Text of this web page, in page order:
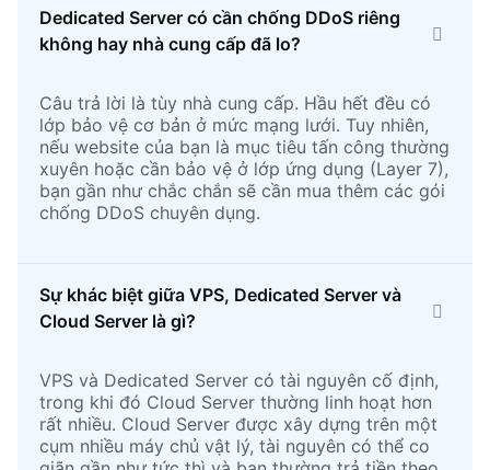
Dedicated Server có cần chống DDoS riêng
không hay nhà cung cấp đã lo?
Câu trả lời là tùy nhà cung cấp. Hầu hết đều có
lớp bảo vệ cơ bản ở mức mạng lưới. Tuy nhiên,
nếu website của bạn là mục tiêu tấn công thường
xuyên hoặc cần bảo vệ ở lớp ứng dụng (Layer 7),
bạn gần như chắc chắn sẽ cần mua thêm các gói
chống DDoS chuyên dụng.
Sự khác biệt giữa VPS, Dedicated Server và
Cloud Server là gì?
VPS và Dedicated Server có tài nguyên cố định,
trong khi đó Cloud Server thường linh hoạt hơn
rất nhiều. Cloud Server được xây dựng trên một
cụm nhiều máy chủ vật lý, tài nguyên có thể co